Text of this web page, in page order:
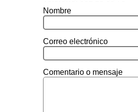
Nombre
Correo electrónico
Comentario o mensaje